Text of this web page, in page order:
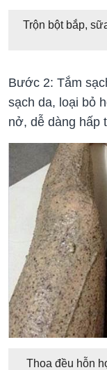
Trộn bột bắp,
Bước 2: Tắm
sạch da, loại bỏ
nở, dễ dàng hấp
Thoa đều hỗn